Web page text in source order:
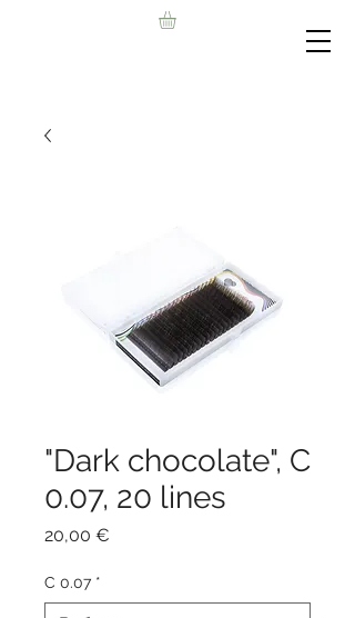
"Dark chocolate", C
0.07, 20 lines
20,00 €
C 0.07 *